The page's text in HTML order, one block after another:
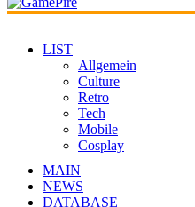
LIST
Allgemein
Culture
Retro
Tech
Mobile
Cosplay
MAIN
NEWS
DATABASE